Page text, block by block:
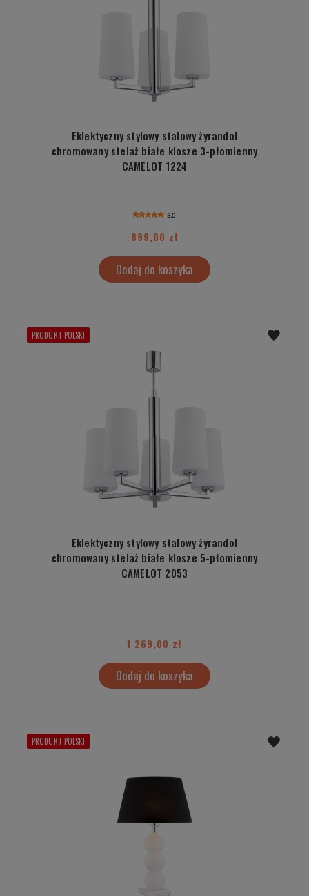
Eklektyczny stylowy stalowy żyrandol
chromowany stelaż białe klosze 3-płomienny
CAMELOT 1224
5.0
899,00 zł
Dodaj do koszyka
Eklektyczny stylowy stalowy żyrandol
chromowany stelaż białe klosze 5-płomienny
CAMELOT 2053
1 269,00 zł
Dodaj do koszyka
PRODUKT POLSKI
PRODUKT POLSKI